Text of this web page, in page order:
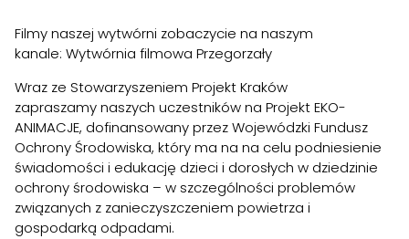
Filmy naszej wytwórni zobaczycie na naszym
kanale: Wytwórnia filmowa Przegorzały
Wraz ze Stowarzyszeniem Projekt Kraków
zapraszamy naszych uczestników na Projekt EKO-
ANIMACJE, dofinansowany przezWojewódzki Fundusz
Ochrony Środowiska, który ma na na celu podniesienie
świadomości i edukację dzieci i dorosłych w dziedzinie
ochrony środowiska – w szczególności problemów
związanych z zanieczyszczeniem powietrza i
gospodarką odpadami.